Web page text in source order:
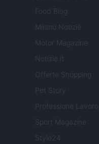
Food Blog
Milano Notizie
Motor Magazine
Notizie.it
Offerte Shopping
Pet Story
Professione Lavoro
Sport Magazine
Style24